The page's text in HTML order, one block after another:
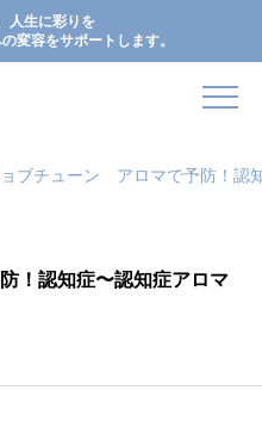
人生に彩りを
変容をサポートします。
ブチューン アロマで予防！認
！認知症〜認知症アロマ